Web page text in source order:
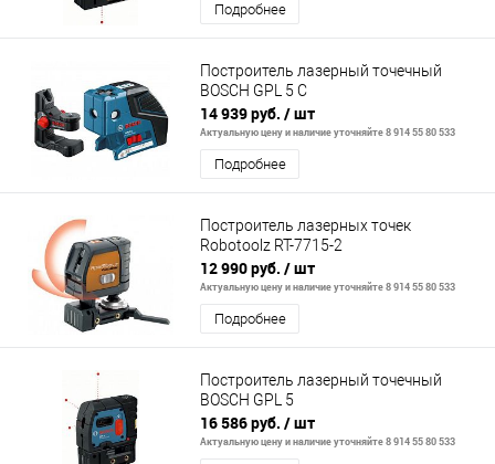
Подробнее
Построитель лазерный точечный
BOSCH GPL 5 C
14 939 руб. / шт
Актуальную цену и наличие уточняйте 8 914 55 80 533
Подробнее
Построитель лазерных точек
Robotoolz RT-7715-2
12 990 руб. / шт
Актуальную цену и наличие уточняйте 8 914 55 80 533
Подробнее
Построитель лазерный точечный
BOSCH GPL 5
16 586 руб. / шт
Актуальную цену и наличие уточняйте 8 914 55 80 533